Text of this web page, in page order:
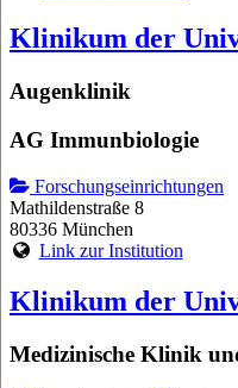
Klinikum der
Augenklinik
AG Immunbiologie
Forschungseinrichtungen
Mathildenstraße 8
80336 München
Link zur Institution
Klinikum der
Medizinische Klinik